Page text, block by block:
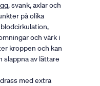
svank, axlar och
på olika
och värk i
kroppen och kan
slappna av lättare
med extra